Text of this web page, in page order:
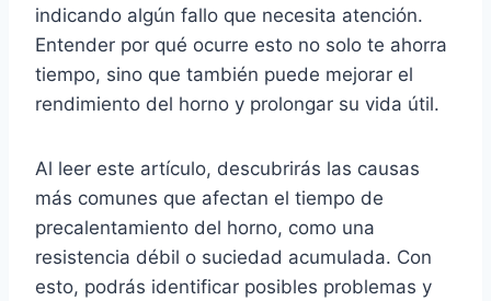
indicando algún fallo que necesita atención.
Entender por qué ocurre esto no solo te ahorra
tiempo, sino que también puede mejorar el
rendimiento del horno y prolongar su vida útil.
Al leer este artículo, descubrirás las causas
más comunes que afectan el tiempo de
precalentamiento del horno, como una
resistencia débil o suciedad acumulada. Con
esto, podrás identificar posibles problemas y